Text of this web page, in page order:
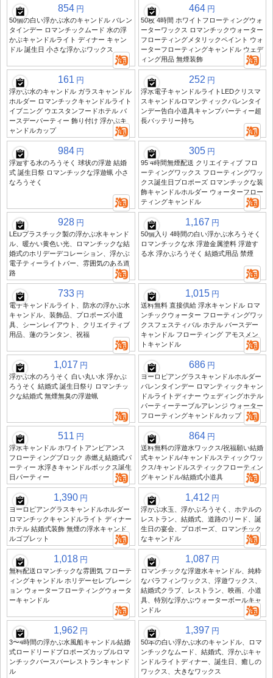
854 円
50個の白い浮かぶ水のキャンドル バレン
タインデー ロマンチックムード 水の浮
かぶキャンドルライト ディナー キャン
ドル 誕生日 小さな浮かぶワックス
464 円
50枚 4時間 ホワイトフローティングウォ
ーターワックス ロマンチックウォーター
フローティングメタリックペイント ウォ
ーターフローティングキャンドル ウェデ
ィング用品 無煙装飾
161 円
浮かぶ水のキャンドル ガラスキャンドル
ホルダー ロマンチックキャンドルライト
イブニング ウエスタンフードホテル バ
ースデーパーティー 飾り付け 浮かぶキ
ャンドルカップ
252 円
浮水電子キャンドルライトLEDクリスマ
スキャンドルロマンティックバレンタイ
ンデー告白小道具キャンプパーティー超
長バッテリー持ち
984 円
浮遊する水のろうそく 球状の浮遊 結婚
式 誕生日祭 ロマンチックな浮遊蝋 小さ
なろうそく
305 円
95 4時間無煙配送 クリエイティブ フロ
ーティングワックス フローティングワッ
クス誕生日プロポーズ ロマンチックな装
飾キャンドルホルダー ウォーターフロー
ティングキャンドル
928 円
LEDプラスチック製の浮かぶ水キャンド
ル、暖かい黄色い光、ロマンチックな結
婚式のホリデーデコレーション、浮かぶ
電子ティーライトバー、雰囲気のある道
路
1,167 円
50個入り 4時間の白い浮かぶ水ろうそく
ロマンチックな水 浮遊金属塗料 浮遊す
る水 浮かぶろうそく 結婚式用品 禁煙
733 円
電子キャンドルライト、防水の浮かぶ水
キャンドル、装飾品、プロポーズ小道
具、シーンレイアウト、クリエイティブ
用品、蓮のランタン、祝福
1,015 円
送料無料 直接供給 浮水キャンドル ロマ
ンチックウォーター フローティングワッ
クスフェスティバル ホテル バースデー
キャンドル フローティング アモスメン
トキャンドル
1,017 円
浮かぶ水のろうそく 白い丸い水 浮かぶ
ろうそく 結婚式 誕生日祭り ロマンチッ
クな結婚式 無煙無臭の浮遊蝋
686 円
ヨーロピアングラスキャンドルホルダー
バレンタインデー ロマンティックキャン
ドルライトディナー ウェディングホテル
パーティーテーブルアレンジ ウォーター
フローティングキャンドルカップ
511 円
浮水キャンドル ホワイトアンビアンス
フローティングブロック 赤燃え結婚式パ
ーティー 水浮きキャンドルボックス誕生
日パーティー
864 円
送料無料の浮遊水ワックス/祝福願い結婚
式キャンドル/キャンドルスティックワッ
クス/キャンドルスティックフローティン
グキャンドル/結婚式小道具
1,390 円
ヨーロピアングラスキャンドルホルダー
ロマンチックキャンドルライト ディナー
ホテル 結婚式装飾 無煙の浮水キャンド
ルゴブレット
1,412 円
浮かぶ水玉、浮かぶろうそく、ホテルの
レストラン、結婚式、道路のリード、誕
生日の宴会、プロポーズ、ロマンチック
なキャンドル
1,018 円
無料配送ロマンチックな雰囲気 フローテ
ィングキャンドル ホリデーセレブレーシ
ョン ウォーターフローティングウォータ
ーキャンドル
1,087 円
ロマンチックな浮遊水キャンドル、純粋
なパラフィンワックス、浮遊ワックス、
結婚式クラブ、レストラン、映画、小道
具、特別な浮かぶウォーターボールキャ
ンドル
1,962 円
3〜4時間の浮かぶ水風船キャンドル結婚
式ロードリードプロポーズカップルロマ
ンチックバースバーレストランキャンド
ル
1,397 円
50本の白い浮かぶ水のキャンドル、ロマ
ンチックなムード、結婚式、浮かぶキャ
ンドルライトディナー、誕生日、癒しの
ワックス、大きなワックス